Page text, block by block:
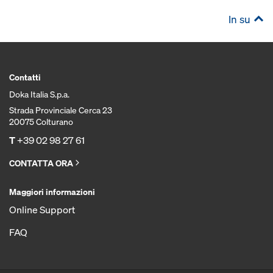
In su
Contatti
Doka Italia S.p.a.
Strada Provinciale Cerca 23
20075 Colturano
T+39 02 98 27 61
CONTATTA ORA
Maggiori informazioni
Online Support
FAQ